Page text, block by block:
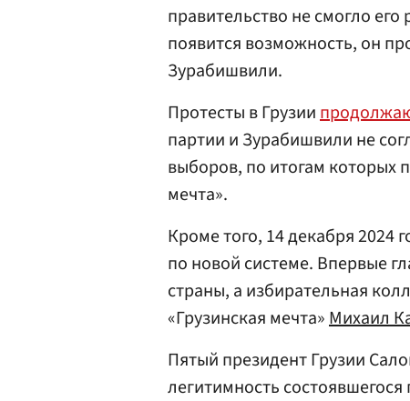
правительство не смогло его
появится возможность, он
Зурабишвили.
Протесты в Грузии
партии и Зурабишвили не
выборов, по итогам которых
мечта».
Кроме того, 14 декабря 2024
по новой системе. Впервые
страны, а избирательная
«Грузинская мечта»Михаил
Пятый президент Грузии
легитимность